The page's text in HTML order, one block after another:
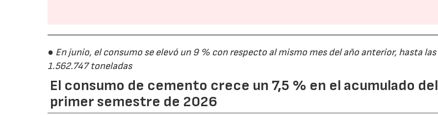
● En junio, el consumo se elevó un 9 % con respecto al mismo mes del año anterior, hasta las
1.562.747 toneladas
El consumo de cemento crece un 7,5 % en el acumulado del
primer semestre de 2026